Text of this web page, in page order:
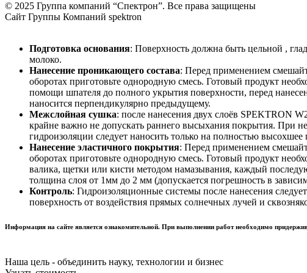
© 2025 Группа компаний “Спектрон”. Все права защищены
Cайт Группы Компаний spektron
Подготовка основания: Поверхность должна быть цельной ,
молоко.
Нанесение проникающего состава: Перед применением
оборотах приготовьте однородную смесь. Готовый продукт
помощи шпателя до полного укрытия поверхности, перед
наносится перпендикулярно предыдущему.
Межслойная сушка: после нанесения двух слоёв SPEKTRON
крайне важно не допускать раннего высыхания покрытия. При
гидроизоляции следует наносить только на полностью высохшее
Нанесение эластичного покрытия: Перед применением
оборотах приготовьте однородную смесь. Готовый продукт
валика, щетки или кисти методом намазывания, каждый
толщина слоя от 1мм до 2 мм (допускается погрешность в
Контроль: Гидроизоляционные системы после нанесения
поверхность от воздействия прямых солнечных лучей и
Информация на сайте является ознакомительной. При выполнении работ необходимо
Наша цель - объединить науку, технологии и бизнес